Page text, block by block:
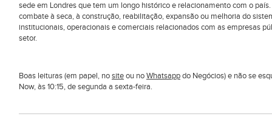
sede em Londres que tem um longo histórico e relacionamento com o
combate à seca, à construção, reabilitação, expansão ou melhoria do
institucionais, operacionais e comerciais relacionados com as empresas
setor.
Boas leituras (em papel, nositeou noWhatsappdo Negócios) e não se
Now, às 10:15, de segunda a sexta-feira.